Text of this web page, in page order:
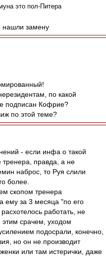
это пол-Питера
нашли замену
по какой
подписан Кофрие?
по этой теме?
- если инфа о такой
тренера, правда, а не
наброс, то Руя слили
более.
скопом тренера
ему за 3 месяца "по его
работать, не
срачем, уходом
подосрали, конечно,
но он не производит
или там истерички, даже